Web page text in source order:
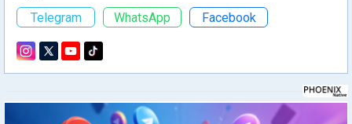
Telegram
WhatsApp Facebook